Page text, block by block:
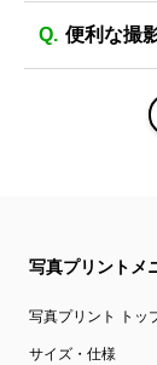
便利な撮
写真プリントメ
写真プリント トッ
サイズ・仕様